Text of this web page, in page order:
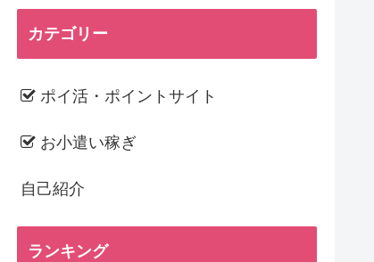
カテゴリー
ポイ活・ポイントサイト
お小遣い稼ぎ
自己紹介
ランキング